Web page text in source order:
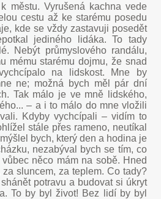
městu. Vyrušená kachna vede
cestu až ke starému posedu
kde se vždy zastavuji posedět
jediného lidáka. To tady
Nebýt průmyslového randálu,
mému starému dojmu, že snad
na lidskost. Mne by
ne; možná bych měl pár dní
Tak málo je ve mně lidského,
– a i to málo do mne vložili
Kdyby vychcípali – vidím to
stále přes rameno, neutíkal
bych, který den a hodina je
nezabýval bych se tím, co
něco mám na sobě. Hned
sluncem, za teplem. Co tady?
potravu a budovat si úkryt
To by byl život! Bez lidí by byl